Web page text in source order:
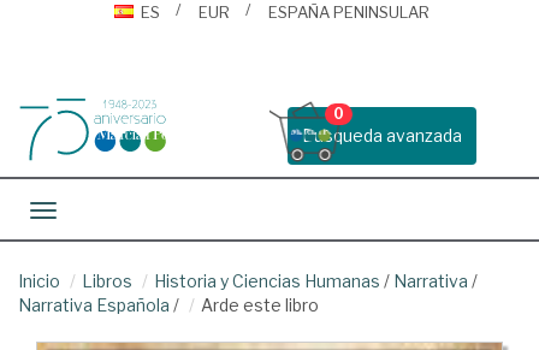
ES
EUR ESPAÑA PENINSULAR
Busqueda avanzada
0
Toggle navigation
Inicio Libros Historia y Ciencias Humanas / Narrativa /
Narrativa Española / Arde este libro